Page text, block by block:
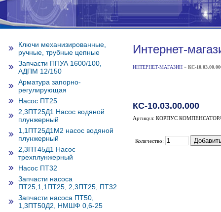
Ключи механизированные,
ручные, трубные цепные
Запчасти ППУА 1600/100,
АДПМ 12/150
Арматура запорно-
регулирующая
Насос ПТ25
2,3ПТ25Д1 Насос водяной
плунжерный
1,1ПТ25Д1М2 насос водяной
плунжерный
2,3ПТ45Д1 Насос
трехплунжерный
Насос ПТ32
Запчасти насоса
ПТ25,1,1ПТ25, 2,3ПТ25, ПТ32
Запчасти насоса ПТ50,
1,3ПТ50Д2, НМШФ 0,6-25
Интернет-
ИНТЕРНЕТ-МАГАЗИН » КС-
КС-10.03.00.000
Артикул: КОРПУС
Количество: